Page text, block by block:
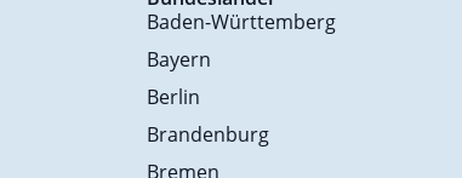
Baden-Württemberg
Bayern
Berlin
Brandenburg
Bremen